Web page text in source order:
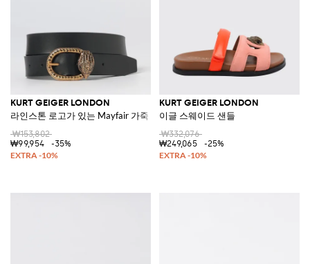
KURT GEIGER LONDON
라인스톤 로고가 있는 Mayfair 가죽 벨트
₩153,802
₩99,954
-35%
KURT GEIGER LONDON
이글 스웨이드 샌들
₩332,076
₩249,065
-25%